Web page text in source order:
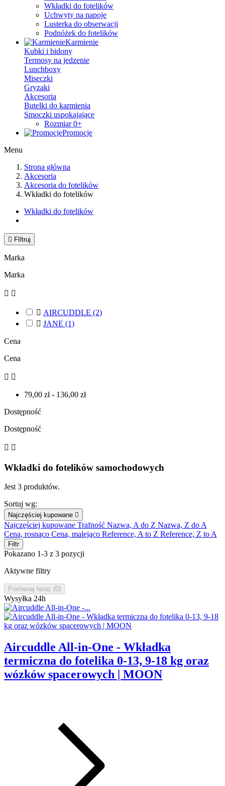
Wkładki do fotelików
Uchwyty na napoje
Lusterka do obserwacji
Podnóżek do fotelików
Karmienie
Kubki i bidony
Termosy na jedzenie
Lunchboxy
Miseczki
Gryzaki
Akcesoria
Butelki do karmienia
Smoczki uspokajające
Rozmiar 0+
Promocje
Menu
Strona główna
Akcesoria
Akcesoria do fotelików
Wkładki do fotelików
Wkładki do fotelików
 FIltruj
Marka
Marka
 
 AIRCUDDLE (2)
 JANE (1)
Cena
Cena
 
79,00 zł - 136,00 zł
Dostępność
Dostępność
 
Wkładki do fotelików samochodowych
Jest 3 produktów.
Sortuj wg:
Najczęściej kupowane 
Najczęściej kupowane Trafność Nazwa, A do Z Nazwa, Z do A
Cena, rosnąco Cena, malejąco Reference, A to Z Reference, Z to A
Filtr
Pokazano 1-3 z 3 pozycji
Aktywne filtry
Porównaj teraz (0)‎
Wysyłka 24h
Aircuddle All-in-One - Wkładka
termiczna do fotelika 0-13, 9-18 kg oraz
wózków spacerowych | MOON